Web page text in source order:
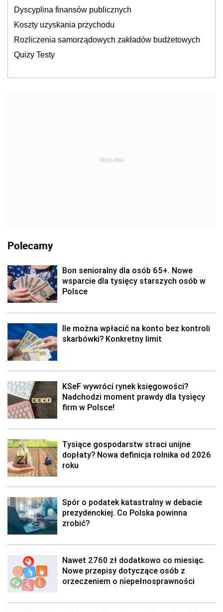
Dyscyplina finansów publicznych
Koszty uzyskania przychodu
Rozliczenia samorządowych zakładów budżetowych
Quizy Testy
REKLAMA
Polecamy
Bon senioralny dla osób 65+. Nowe
wsparcie dla tysięcy starszych osób w
Polsce
Ile można wpłacić na konto bez kontroli
skarbówki? Konkretny limit
KSeF wywróci rynek księgowości?
Nadchodzi moment prawdy dla tysięcy
firm w Polsce!
Tysiące gospodarstw straci unijne
dopłaty? Nowa definicja rolnika od 2026
roku
Spór o podatek katastralny w debacie
prezydenckiej. Co Polska powinna
zrobić?
Nawet 2760 zł dodatkowo co miesiąc.
Nowe przepisy dotyczące osób z
orzeczeniem o niepełnosprawności